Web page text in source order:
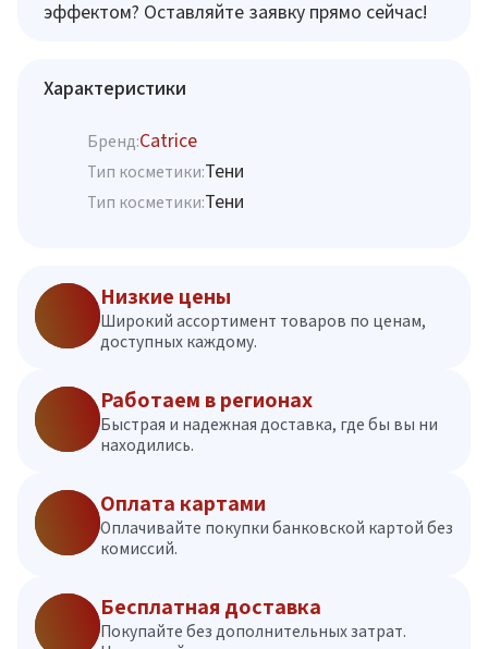
эффектом? Оставляйте заявку прямо сейчас!
Характеристики
Бренд:Catrice
Тип косметики:Тени
Тип косметики:Тени
Низкие цены
Широкий ассортимент товаров по ценам,
доступных каждому.
Работаем в регионах
Быстрая и надежная доставка, где бы вы ни
находились.
Оплата картами
Оплачивайте покупки банковской картой без
комиссий.
Бесплатная доставка
Покупайте без дополнительных затрат.